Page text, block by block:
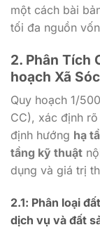
một cách bài
tối đa nguồn
2. Phân Tích
hoạch Xã
Quy hoạch 1/
CC), xác định
định hướng hạ
tầng kỹ thuật
dụng và giá trị
2.1: Phân loại
dịch vụ và đất